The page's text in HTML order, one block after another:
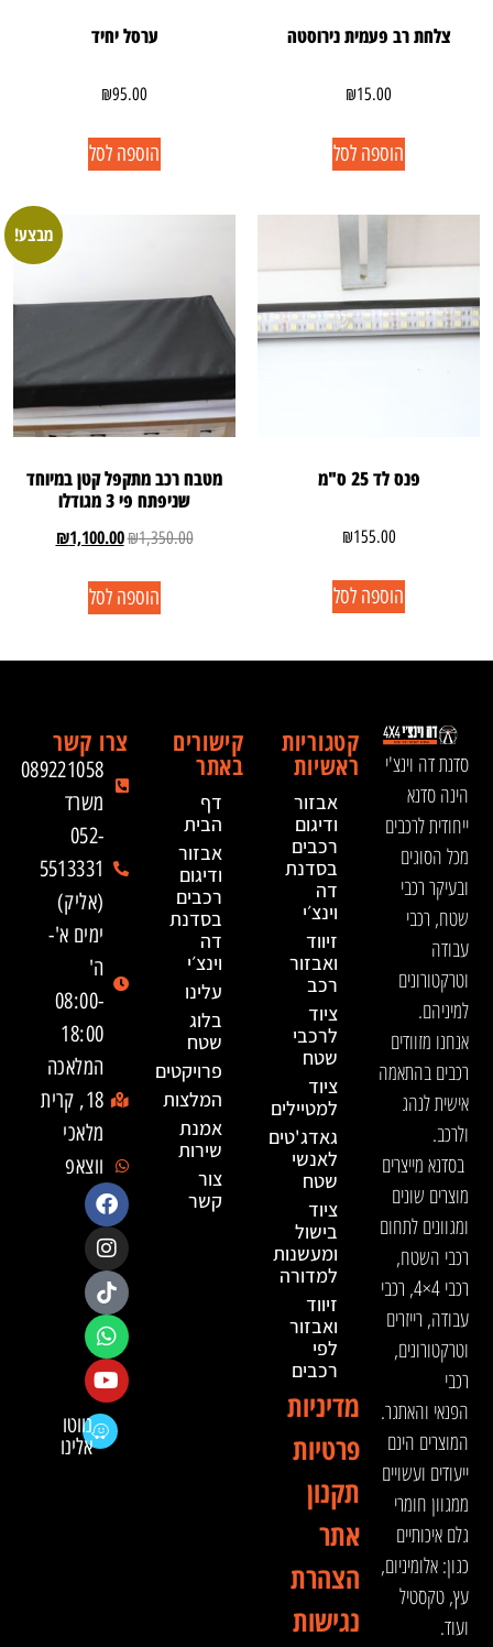
צלחת רב פעמית נירוסטה
₪15.00
הוספה לסל
ערסל יחיד
₪95.00
הוספה לסל
פנס לד 25 ס"מ
₪155.00
הוספה לסל
מבצע!
מטבח רכב מתקפל קטן במיוחד
שניפתח פי 3 מגודלו
₪1,350.00
₪1,100.00
הוספה לסל
סדנת דה וינצ'י
הינה סדנא
ייחודית לרכבים
מכל הסוגים
ובעיקר רכבי
שטח, רכבי
עבודה
וטרקטורונים
למיניהם.
אנחנו מזוודים
רכבים בהתאמה
אישית לנהג
ולרכב.
בסדנא מייצרים
מוצרים שונים
ומגוונים לתחום
רכבי השטח,
רכבי 4×4, רכבי
עבודה, רייזרים
וטרקטורונים,
רכבי
הפנאי והאתגר.
המוצרים הינם
ייעודים ועשויים
ממגוון חומרי
גלם איכותיים
כגון: אלומיניום,
עץ, טקסטיל
ועוד.
קטגוריות
ראשיות
אבזור
ודיגום
רכבים
בסדנת
דה
וינצ׳י
זיווד
ואבזור
רכב
ציוד
לרכבי
שטח
ציוד
למטיילים
גאדג'טים
לאנשי
שטח
ציוד
בישול
ומעשנות
למדורה
זיווד
ואבזור
לפי
רכבים
מדיניות
פרטיות
תקנון
אתר
הצהרת
נגישות
קישורים
באתר
דף
הבית
אבזור
ודיגום
רכבים
בסדנת
דה
וינצ׳י
עלינו
בלוג
שטח
פרויקטים
המלצות
אמנת
שירות
צור
קשר
צרו קשר
089221058
משרד
052-
5513331
(אליק)
ימים א'-
ה'
08:00-
18:00
המלאכה
18, קרית
מלאכי
ווצאפ
נווטו
אלינו